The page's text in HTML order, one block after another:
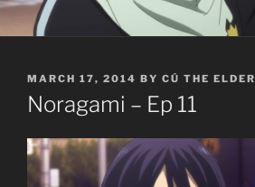
POSTED
ON
MARCH 17, 2014 BY CÚ THE ELDER
Noragami – Ep 11